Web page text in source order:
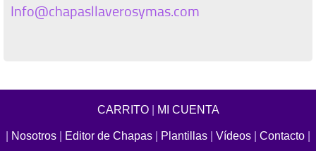
Info@chapasllaverosymas.com
CARRITO| MI CUENTA
Nosotros Editor de Chapas Plantillas Vídeos Contacto